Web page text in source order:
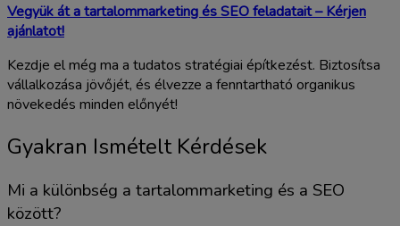
Vegyük át a tartalommarketing és SEO feladatait – Kérjen
ajánlatot!
Kezdje el még ma a tudatos stratégiai építkezést. Biztosítsa
vállalkozása jövőjét, és élvezze a fenntartható organikus
növekedés minden előnyét!
Gyakran Ismételt Kérdések
Mi a különbség a tartalommarketing és a SEO
között?